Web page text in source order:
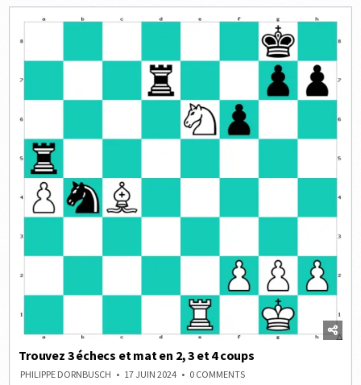
MAUR
Trouvez 3 échecs et mat en 2, 3 et 4 coups
PHILIPPE DORNBUSCH 17 JUIN 2024 0 COMMENTSON